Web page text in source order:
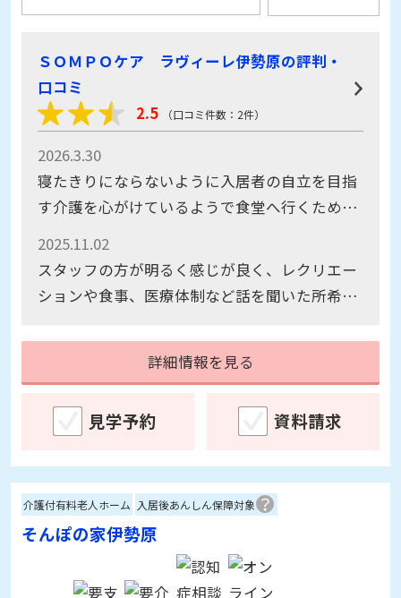
ＳＯＭＰＯケア ラヴィーレ伊勢原の評判・
口コミ
2.5
（口コミ件数：2件）
2026.3.30
寝たきりにならないように入居者の自立を目指
す介護を心がけているようで食堂へ行くためベ
てくれてました
2025.11.02
スタッフの方が明るく感じが良く、レクリエー
ションや食事、医療体制など話を聞いた所希望
ったです。屋上に行かれるので遠くに大山を見
ることができ、入居者の方もリフレッシュでき
詳細情報を見る
見学予約 資料請求
介護付有料老人ホーム 入居後あんしん保障対象
そんぽの家伊勢原